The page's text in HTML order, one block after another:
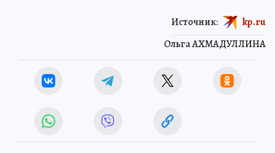
Ольга АХМАДУЛЛИНА
Источник: kp.ru